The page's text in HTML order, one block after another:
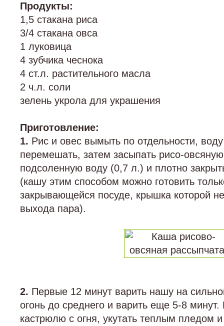
Продукты:
1,5 стакана риса
3/4 стакана овса
1 луковица
4 зубчика чеснока
4 ст.л. растительного масла
2 ч.л. соли
зелень укрола для украшения
Приготовление:
1. Рис и овес вымыть по отдельности,
перемешать, затем засыпать рисо-
подсоленную воду (0,7 л.) и плотно
(кашу этим способом можно готовить
закрывающейся посуде, крышка которой
выхода пара).
2. Первые 12 минут варить нашу на
огонь до среднего и варить еще 5-8 минут.
кастрюлю с огня, укутать теплым пледом